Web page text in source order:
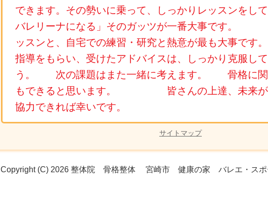
できます。その勢いに乗って、しっかりレッスンをし
バレリーナになる」そのガッツが一番大事です。
ッスンと、自宅での練習・研究と熱意が最も大事です
指導をもらい、受けたアドバイスは、しっかり克服し
う。 次の課題はまた一緒に考えます。 骨格に関
もできると思います。 皆さんの上達、未来が
協力できれば幸いです。
サイトマップ
Copyright (C) 2026 整体院 骨格整体 宮崎市 健康の家 バレエ・スポ